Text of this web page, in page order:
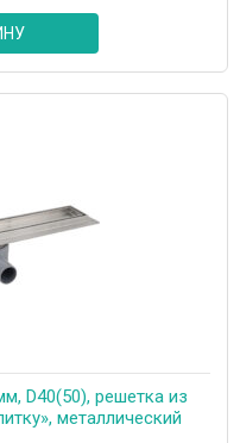
D40(50), решетка из
металлический